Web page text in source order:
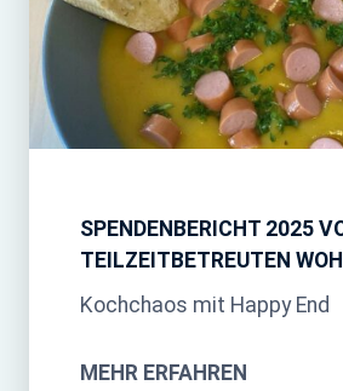
SPENDENBERICHT 2025
TEILZEITBETREUTEN
Kochchaos mit Happy End
MEHR ERFAHREN